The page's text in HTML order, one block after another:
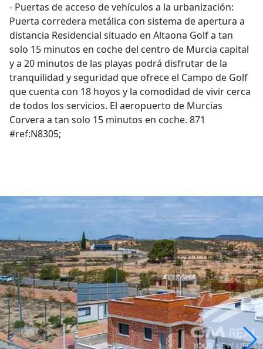
- Puertas de acceso de vehículos a la urbanización:
Puerta corredera metálica con sistema de apertura a
distancia Residencial situado en Altaona Golf a tan
solo 15 minutos en coche del centro de Murcia capital
y a 20 minutos de las playas podrá disfrutar de la
tranquilidad y seguridad que ofrece el Campo de Golf
que cuenta con 18 hoyos y la comodidad de vivir cerca
de todos los servicios. El aeropuerto de Murcias
Corvera a tan solo 15 minutos en coche. 871
#ref:N8305;